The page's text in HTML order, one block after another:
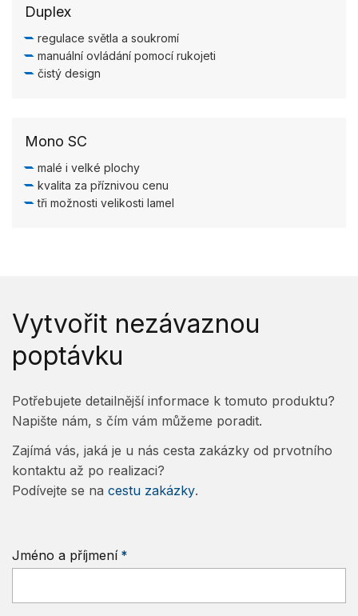
Duplex
regulace světla a soukromí
manuální ovládání pomocí rukojeti
čistý design
Mono SC
malé i velké plochy
kvalita za příznivou cenu
tři možnosti velikosti lamel
Vytvořit nezávaznou
poptávku
Potřebujete detailnější informace k tomuto produktu?
Napište nám, s čím vám můžeme poradit.
Zajímá vás, jaká je u nás cesta zakázky od prvotního
kontaktu až po realizaci?
Podívejte se na cestu zakázky.
Jméno a příjmení